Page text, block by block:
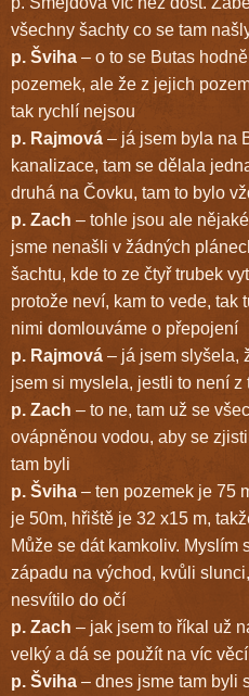
všechny šachty co se tam
p. Šviha – o to se Butas
pozemek, ale že z jejich
tak rychlí nejsou
p. Rajmová – já jsem byla na
kanalizace, tam se dělala
druhá na Čovku, tam to bylo
p. Zach – tohle jsou ale
jsme nenašli v žádných
šachtu, kde to ze čtyř trubek
protože neví, kam to vede, tak
nimi domlouváme o přepojení
p. Rajmová – já jsem slyšela,
jsem si myslela, jestli to není
p. Zach – to ne, tam už se
ovápněnou vodou, aby se
tam byli
p. Šviha – ten pozemek je 75
je 50m, hřiště je 32 x15 m,
Může se dát kamkoliv. Myslím
západu na východ, kvůli
nesvítilo do očí
p. Zach – jak jsem to říkal už
velký a dá se použít na víc
p. Šviha – dnes jsme tam byli